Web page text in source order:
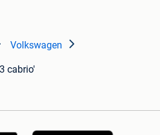
Volkswagen
cabrio'